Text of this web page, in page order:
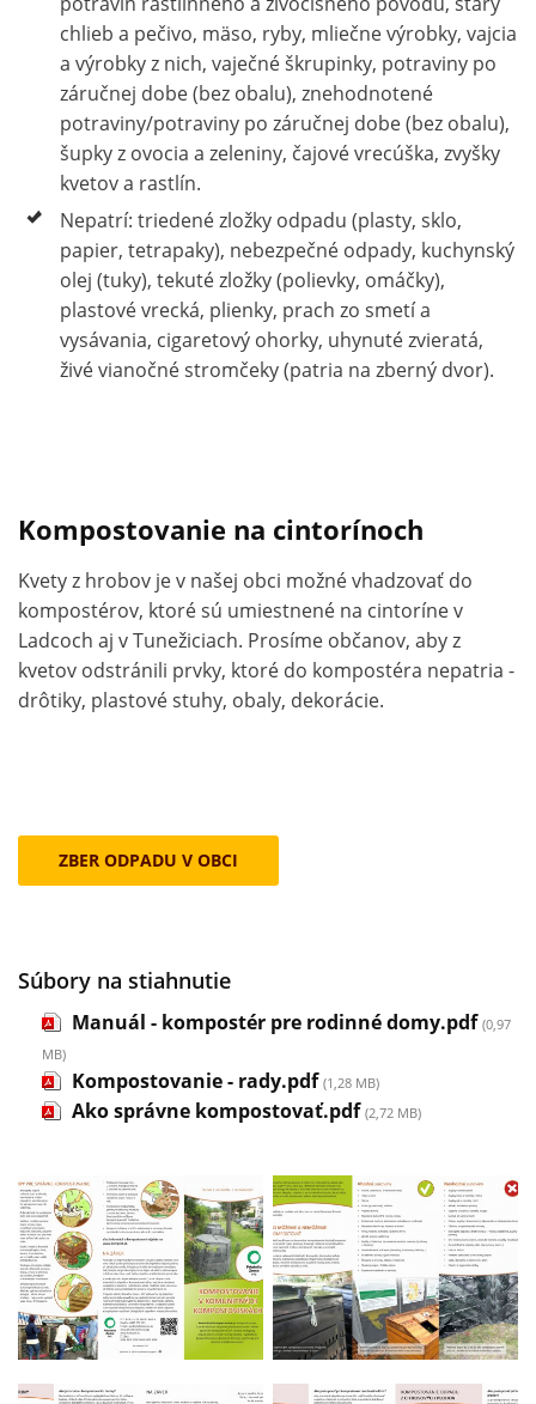
chlieb a pečivo, mäso, ryby, mliečne výrobky, vajcia
a výrobky z nich, vaječné škrupinky, potraviny po
záručnej dobe (bez obalu), znehodnotené
potraviny/potraviny po záručnej dobe (bez obalu),
šupky z ovocia a zeleniny, čajové vrecúška, zvyšky
kvetov a rastlín.
Nepatrí: triedené zložky odpadu (plasty, sklo,
papier, tetrapaky), nebezpečné odpady, kuchynský
olej (tuky), tekuté zložky (polievky, omáčky),
plastové vrecká, plienky, prach zo smetí a
vysávania, cigaretový ohorky, uhynuté zvieratá,
živé vianočné stromčeky (patria na zberný dvor).
Kompostovanie na cintorínoch
Kvety z hrobov je v našej obci možné vhadzovať do
kompostérov, ktoré sú umiestnené na cintoríne v
Ladcoch aj v Tunežiciach. Prosíme občanov, aby z
kvetov odstránili prvky, ktoré do kompostéra nepatria -
drôtiky, plastové stuhy, obaly, dekorácie.
ZBER ODPADU V OBCI
Súbory na stiahnutie
Manuál - kompostér pre rodinné domy.pdf (0,97
MB)
Kompostovanie - rady.pdf (1,28 MB)
Ako správne kompostovať.pdf (2,72 MB)